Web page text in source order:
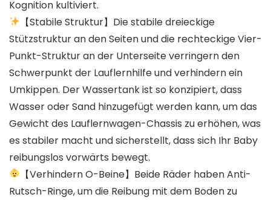
Kognition kultiviert.
【Stabile Struktur】Die stabile dreieckige
Stützstruktur an den Seiten und die rechteckige Vier-
Punkt-Struktur an der Unterseite verringern den
Schwerpunkt der Lauflernhilfe und verhindern ein
Umkippen. Der Wassertank ist so konzipiert, dass
Wasser oder Sand hinzugefügt werden kann, um das
Gewicht des Lauflernwagen-Chassis zu erhöhen, was
es stabiler macht und sicherstellt, dass sich Ihr Baby
reibungslos vorwärts bewegt.
【Verhindern O-Beine】Beide Räder haben Anti-
Rutsch-Ringe, um die Reibung mit dem Boden zu